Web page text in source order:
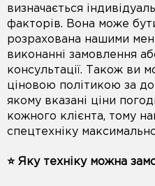
визначається
факторів. Вона може
розрахована нашими
виконанні замовлення
консультації. Також ви
ціновою політикою за
якому вказані ціни
кожного клієнта, тому
спецтехніку
⭐️ Яку техніку можна